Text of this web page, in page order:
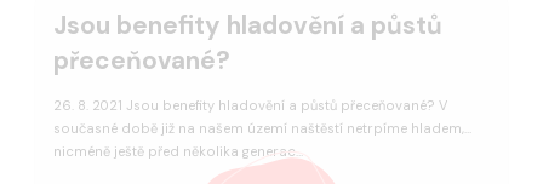
Jsou benefity hladovění a půstů
přeceňované?
26. 8. 2021 Jsou benefity hladovění a půstů přeceňované? V
současné době již na našem území naštěstí netrpíme hladem,
nicméně ještě před několika generac…